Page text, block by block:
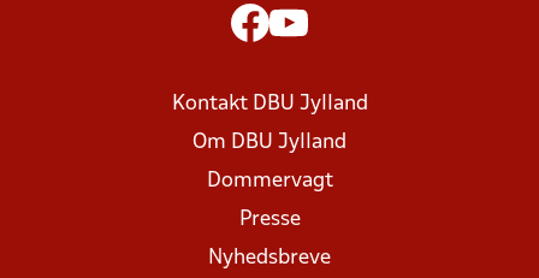
Kontakt DBU Jylland
Om DBU Jylland
Dommervagt
Presse
Nyhedsbreve